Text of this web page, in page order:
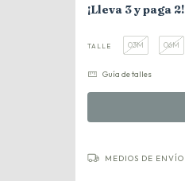
¡Lleva 3 y paga 2!
TALLE 03M 06M
Guía de talles
MEDIOS DE ENVÍO